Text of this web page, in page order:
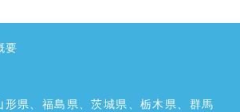
要
形県、福島県、茨城県、栃木県、群馬